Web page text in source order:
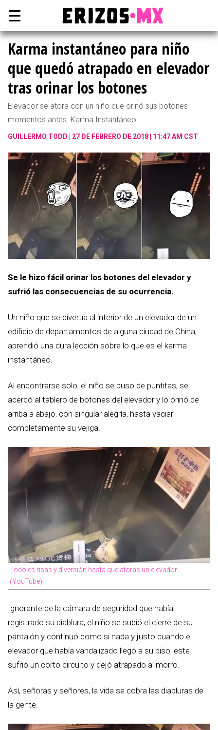
☰
Karma instantáneo para niño
que quedó atrapado en elevador
tras orinar los botones
Elevador se atora con un niño que orinó sus botones
momentos antes. Karma Instantáneo.
GUILLERMO TODD 27 DE FEBRERO DE 2018 | 11:47 AM CST
Se le hizo fácil orinar los botones del elevador y
sufrió las consecuencias de su ocurrencia.
Un niño que se divertía al interior de un elevador de un
edificio de departamentos de alguna ciudad de China,
aprendió una dura lección sobre lo que es el karma
instantáneo.
Al encontrarse solo, el niño se puso de puntitas, se
acercó al tablero de botones del elevador y lo orinó de
arriba a abajo, con singular alegría, hasta vaciar
completamente su vejiga.
Todo es risas y diversión hasta que atoras un elevador
(YouTube).
Ignorante de la cámara de seguridad que había
registrado su diablura, el niño se subió el cierre de su
pantalón y continuó como si nada y justo cuando el
elevador que había vandalizado llegó a su piso, este
sufrió un corto circuito y dejó atrapado al morro.
Así, señoras y señores, la vida se cobra las diabluras de
la gente.